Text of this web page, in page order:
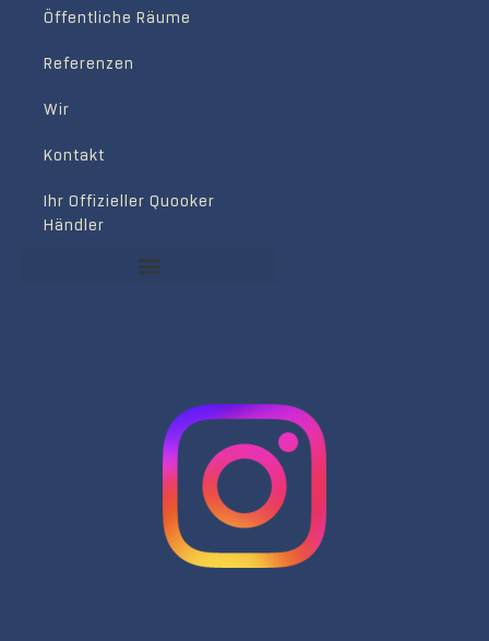
Öffentliche Räume
Referenzen
Wir
Kontakt
Ihr Offizieller Quooker
Händler